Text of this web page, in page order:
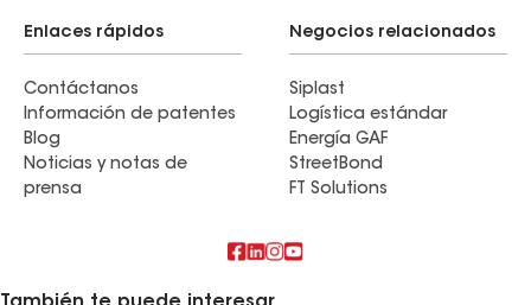
Enlaces rápidos
Contáctanos
Información de patentes
Blog
Noticias y notas de
prensa
Negocios relacionados
Siplast
Logística estándar
Energía GAF
StreetBond
FT Solutions